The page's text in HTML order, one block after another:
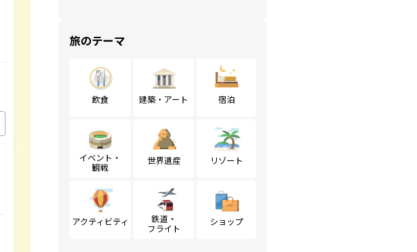
旅のテーマ
飲食 建築・アート 宿泊
イベント・
観戦
世界遺産 リゾート
アクティビティ
鉄道・
フライト
ショップ